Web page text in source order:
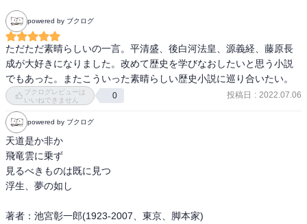
powered by ブクログ
ただただ素晴らしいの一言。平清盛、後白河法皇、源義経、藤原長
成が大好きになりました。改めて歴史を学びなおしたいと思う小説
でもあった。またこういった素晴らしい歴史小説に巡り合いたい。
ブクログレビューは
いいねできません
0 投稿日 : 2022.07.06
powered by ブクログ
天道是か非か
飛竜雲に乗ず
見るべきものは既に見つ
浮生、夢の如し
著者：池宮彰一郎(1923-2007、東京、脚本家)